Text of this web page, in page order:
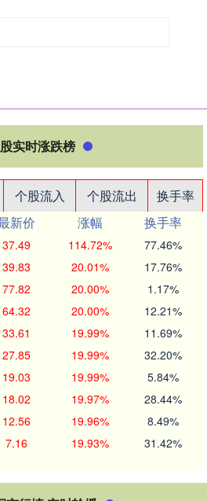
实时涨跌榜
个股流入 个股流出
换手率
新价 涨幅
换手率
37.49 114.72% 77.46%
39.83 20.01% 17.76%
77.82 20.00% 1.17%
64.32 20.00% 12.21%
33.61 19.99% 11.69%
27.85 19.99% 32.20%
19.03 19.99% 5.84%
18.02 19.97% 28.44%
12.56 19.96% 8.49%
7.16 19.93% 31.42%